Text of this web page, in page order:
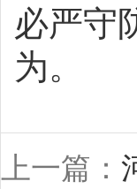
必严守
为。
上一篇：